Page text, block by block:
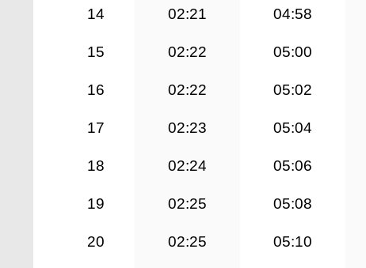
14 02:21 04:58
15 02:22 05:00
16 02:22 05:02
17 02:23 05:04
18 02:24 05:06
19 02:25 05:08
20 02:25 05:10